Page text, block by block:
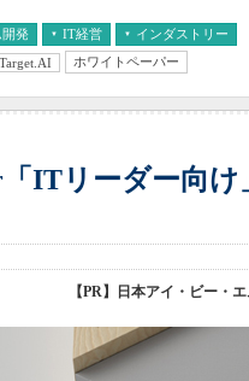
開発 IT経営 インダストリー
ホワイトペーパー
ITリーダー向け
【PR】日本アイ・ビー・